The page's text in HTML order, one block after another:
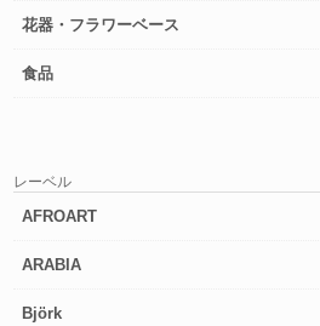
花器・フラワーベース
食品
レーベル
AFROART
ARABIA
Björk